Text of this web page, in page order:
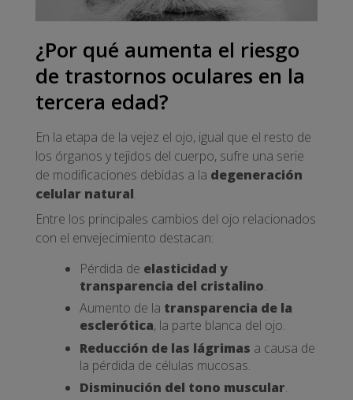
¿Por qué aumenta el riesgo
de trastornos oculares en la
tercera edad?
En la etapa de la vejez el ojo, igual que el resto de
los órganos y tejidos del cuerpo, sufre una serie
de modificaciones debidas a la degeneración
celular natural.
Entre los principales cambios del ojo relacionados
con el envejecimiento destacan:
Pérdida de elasticidad y
transparencia del cristalino.
Aumento de la transparencia de la
esclerótica, la parte blanca del ojo.
Reducción de las lágrimas a causa de
la pérdida de células mucosas.
Disminución del tono muscular.